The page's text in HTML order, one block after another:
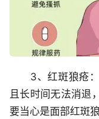
3、红斑狼疮：
且长时间无法消退
要当心是面部红斑狼